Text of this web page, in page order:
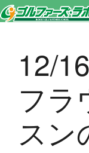
新宿区、若松河田で気軽にゴルフレッス
12/
フラ
スン